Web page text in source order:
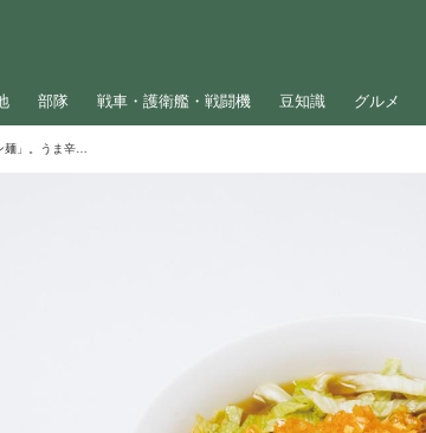
部隊 戦車・護衛艦・戦闘機 豆知識 グルメ
館山航空基地の食堂メニュー「館山タンタン麺」。うま辛ダレが食欲をそそる